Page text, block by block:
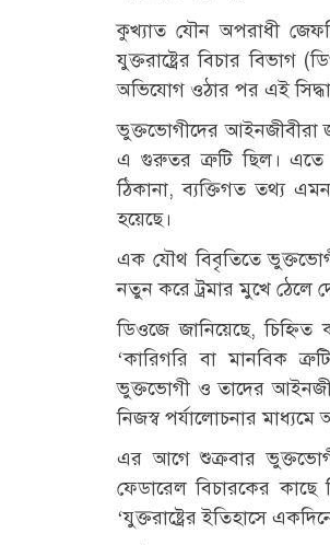
কুখ্যাত যৌন অপরাধী
যুক্তরাষ্ট্রের বিচার বিভাগ
অভিযোগ ওঠার পর এই
ভুক্তভোগীদের আইনজীবীরা
এ গুরুতর ত্রুটি ছিল। এতে
ঠিকানা, ব্যক্তিগত তথ্য
হয়েছে।
এক যৌথ বিবৃতিতে
নতুন করে ট্রমার মুখে ঠেলে
ডিওজে জানিয়েছে,
‘কারিগরি বা মানবিক
ভুক্তভোগী ও তাদের
নিজস্ব পর্যালোচনার
এর আগে শুক্রবার
ফেডারেল বিচারকের
‘যুক্তরাষ্ট্রের ইতিহাসে